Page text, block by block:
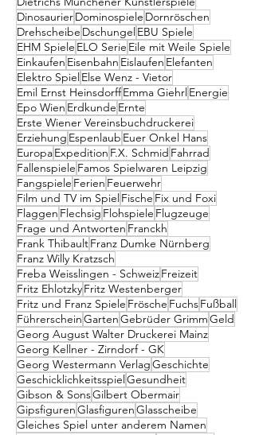
DinosaurierDominospiele Dornröschen
Drehscheibe DschungelEBU Spiele
EHM Spiele ELO Serie Eile mit Weile Spiele
Einkaufen Eisenbahn Eislaufen Elefanten
Elektro SpielElse Wenz - Vietor
Emil Ernst HeinsdorffEmma GiehrlEnergie
Epo Wien Erdkunde Ernte
Erste Wiener Vereinsbuchdruckerei
Erziehung Espenlaub Euer Onkel Hans
EuropaExpedition F.X. Schmid Fahrrad
Fallenspiele Famos Spielwaren Leipzig
Fangspiele Ferien Feuerwehr
Film und TV im SpielFische Fix und Foxi
Flaggen Flechsig Flohspiele Flugzeuge
Frage und Antworten Franckh
Frank ThibaultFranz Dumke Nürnberg
Franz Willy Kratzsch
Freba Weisslingen - SchweizFreizeit
Fritz EhlotzkyFritz Westenberger
Fritz und Franz Spiele Frösche FuchsFußball
FührerscheinGartenGebrüder GrimmGeld
Georg August Walter Druckerei Mainz
Georg Kellner - Zirndorf - GK
Georg Westermann VerlagGeschichte
GeschicklichkeitsspielGesundheit
Gibson & SonsGilbert Obermair
GipsfigurenGlasfigurenGlasscheibe
Gleiches Spiel unter anderem Namen